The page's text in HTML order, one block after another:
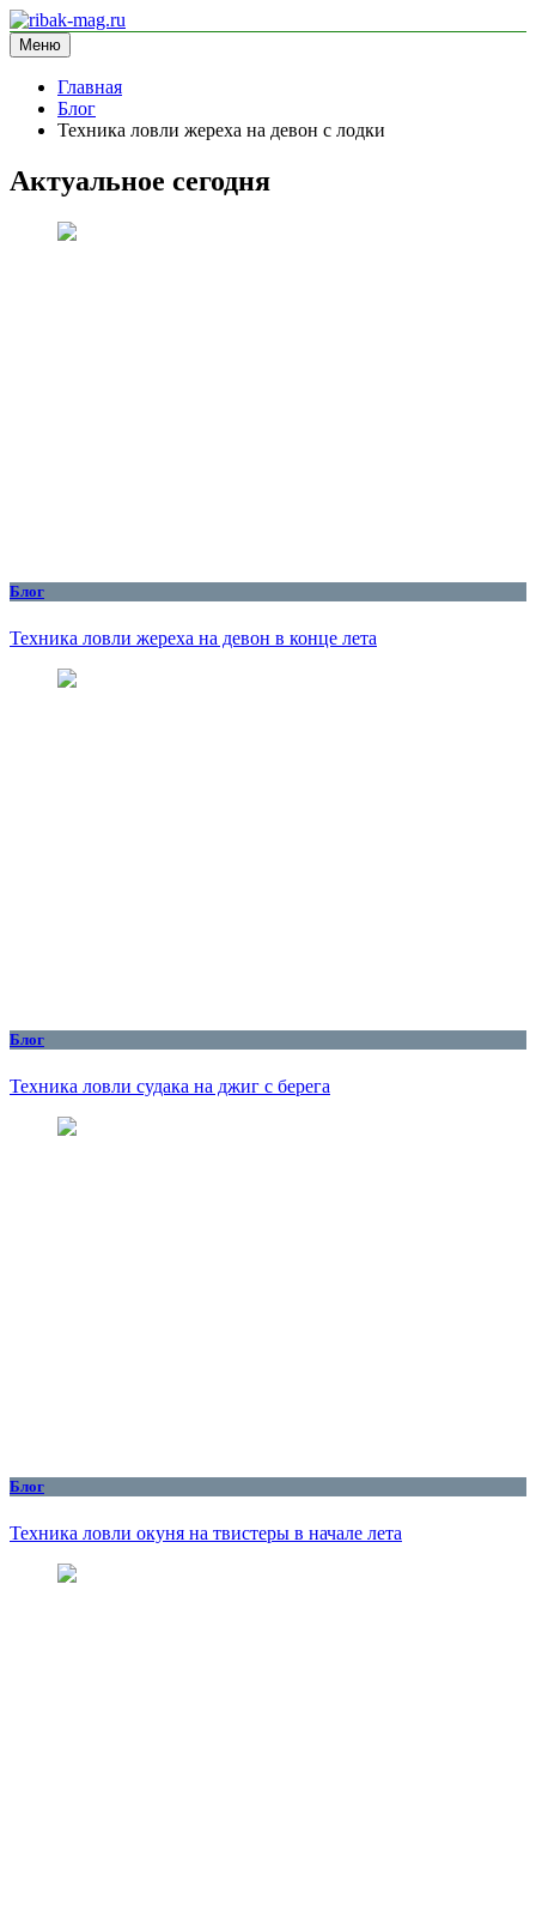
Перейти
к
содержимому
ribak-mag.ru
блог про рыбалку
Меню
Главная
Блог
Техника ловли жереха на девон с лодки
Актуальное сегодня
Блог
Техника ловли жереха на девон в конце лета
Блог
Техника ловли судака на джиг с берега
Блог
Техника ловли окуня на твистеры в начале лета